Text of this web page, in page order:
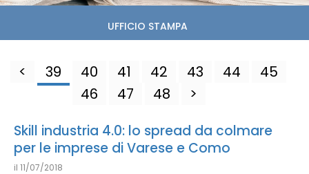
UFFICIO STAMPA
< 39 40 41 42 43 44
45
46
47 48 >
Skill industria 4.0: lo spread da colmare
per le imprese di Varese e Como
il 11/07/2018